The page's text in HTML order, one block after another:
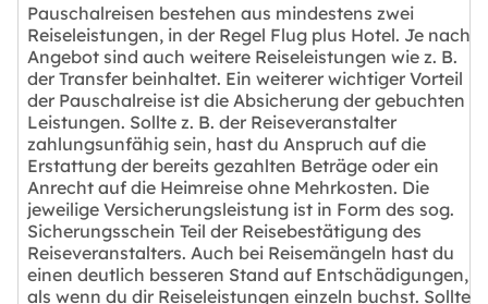
Pauschalreisen bestehen aus mindestens zwei
Reiseleistungen, in der Regel Flug plus Hotel. Je nach
Angebot sind auch weitere Reiseleistungen wie z. B.
der Transfer beinhaltet. Ein weiterer wichtiger Vorteil
der Pauschalreise ist die Absicherung der gebuchten
Leistungen. Sollte z. B. der Reiseveranstalter
zahlungsunfähig sein, hast du Anspruch auf die
Erstattung der bereits gezahlten Beträge oder ein
Anrecht auf die Heimreise ohne Mehrkosten. Die
jeweilige Versicherungsleistung ist in Form des sog.
Sicherungsschein Teil der Reisebestätigung des
Reiseveranstalters. Auch bei Reisemängeln hast du
einen deutlich besseren Stand auf Entschädigungen,
als wenn du dir Reiseleistungen einzeln buchst. Sollte